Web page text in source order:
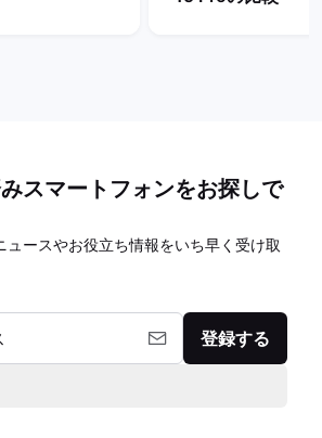
スマートフォンをお探しで
ュースやお役立ち情報をいち早く受け取
登録する